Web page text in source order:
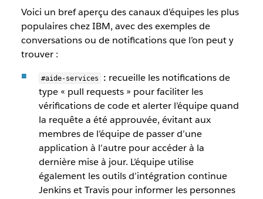
Voici un bref aperçu des canaux d’équipes les plus
populaires chez IBM, avec des exemples de
conversations ou de notifications que l’on peut y
trouver :
#aide-services : recueille les notifications de
type « pull requests » pour faciliter les
vérifications de code et alerter l’équipe quand
la requête a été approuvée, évitant aux
membres de l’équipe de passer d’une
application à l’autre pour accéder à la
dernière mise à jour. L’équipe utilise
également les outils d’intégration continue
Jenkins et Travis pour informer les personnes